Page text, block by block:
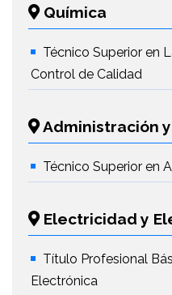
Química
Técnico Superior en
Control de Calidad
Administración
Técnico Superior en
Electricidad y
Título Profesional
Electrónica